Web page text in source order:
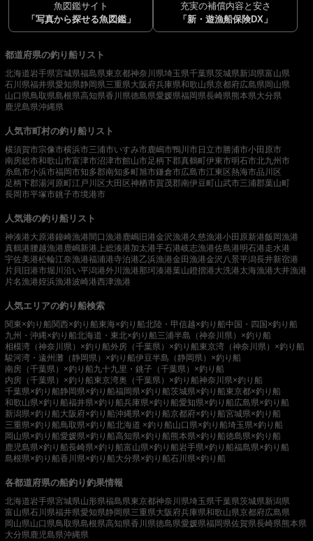
魚図鑑サイト
「写真から探せる魚図鑑」
充実の補償内容と安さ
「新・遊漁船保険DX」
都道府県の釣り船リスト
北海道岩手県宮城県福島県東京都神奈川県埼玉県千葉県茨城県新潟県富山県
石川県福井県愛知県静岡県三重県大阪府兵庫県和歌山県京都府広島県岡山県
山口県鳥取県島根県高知県香川県徳島県愛媛県福岡県長崎県熊本県大分県
鹿児島県沖縄県
人気市町村の釣り船リスト
横須賀市宗像市横浜市三浦市いすみ市鹿嶋市鴨川市 日立市勝浦市小田原市
南房総市和歌山市富津市沼津市館山市足柄下郡真鶴町伊東市明石市北九州市
糸島市小浜市福岡市知多郡南知多町旭市鎌倉市広島市江東区熱海市品川区
足柄下郡湯河原町江戸川区 大田区神栖市賀茂郡南伊豆町山武市三浦郡葉山町
長岡市平塚市銚子市境港市
人気港の釣り船リスト
神湊港大原港鐘崎漁港 間口漁港鹿嶋旧港金沢漁港久慈漁港小田原新港飯岡漁港
真鶴港 腰越漁港鹿嶋新港 上総湊港加太港手石港岐志漁港佐島港明石港走水港
宇佐美港松輪江奈漁港福浦港寺泊港乙浜漁港金田漁港金沢八景平潟長井新宿港
片貝旧港市堀川沿い平潟港外川漁港那珂湊港葉山鐙摺港大洗港太海漁港大井漁港
片名漁港姪浜漁港波崎港西津漁港
人気エリアの釣り船検索
関東×釣り船関西×釣り船東海×釣り船北陸・甲信越×釣り船中国・四国×釣り船
九州・沖縄×釣り船北海道・東北×釣り船三浦半島（神奈川県）×釣り船
相模湾（神奈川県）×釣り船外房（千葉県）×釣り船東京湾（神奈川県）×釣り船
駿河湾・遠州灘（静岡県）×釣り船伊豆半島（静岡県）×釣り船
南房（千葉県）×釣り船九十九里・銚子（千葉県）×釣り船
内房（千葉県）×釣り船東京湾奥（千葉県）×釣り船神奈川県×釣り船
千葉県×釣り船静岡県×釣り船福岡県×釣り船茨城県×釣り船東京都×釣り船
和歌山県×釣り船福井県×釣り船兵庫県×釣り船愛知県×釣り船広島県×釣り船
新潟県×釣り船大阪府×釣り船沖縄県×釣り船京都府×釣り船宮城県×釣り船
三重県×釣り船鳥取県×釣り船北海道 ×釣り船山口県×釣り船埼玉県×釣り船
岡山県×釣り船愛媛県×釣り船高知県×釣り船熊本県×釣り船徳島県×釣り船
鹿児島県×釣り船長崎県×釣り船富山県×釣り船岩手県×釣り船福島県×釣り船
島根県×釣り船香川県×釣り船大分県×釣り船石川県×釣り船
各都道府県の船釣り釣果情報
北海道岩手県宮城県山形県福島県東京都神奈川県埼玉県千葉県茨城県新潟県
富山県石川県福井県愛知県静岡県三重県大阪府兵庫県和歌山県京都府広島県
岡山県山口県鳥取県島根県高知県香川県徳島県愛媛県福岡県佐賀県長崎県熊本県
大分県鹿児島県沖縄県